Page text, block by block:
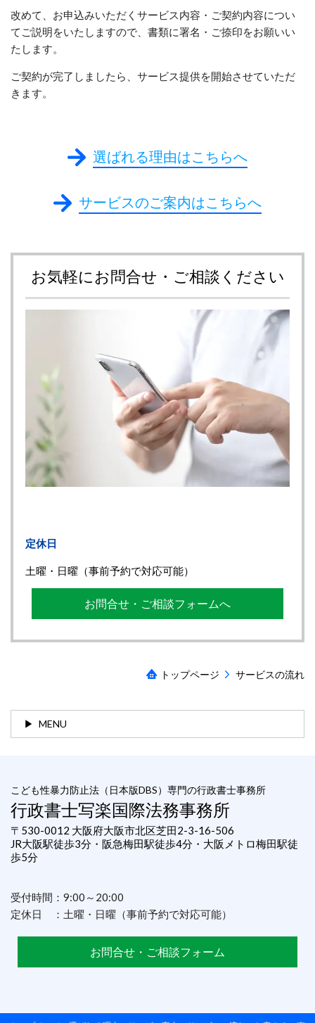
改めて、お申込みいただくサービス内容・ご契約内容につい
てご説明をいたしますので、書類に署名・ご捺印をお願いい
たします。
ご契約が完了しましたら、サービス提供を開始させていただ
きます。
選ばれる理由はこちらへ
サービスのご案内はこちらへ
お気軽にお問合せ・ご相談ください
定休日
土曜・日曜（事前予約で対応可能）
お問合せ・ご相談フォームへ
トップページ サービスの流れ
MENU
こども性暴力防止法（日本版DBS）専門の行政書士事務所
行政書士写楽国際法務事務所
〒530-0012 大阪府大阪市北区芝田2-3-16-506
JR大阪駅徒歩3分・阪急梅田駅徒歩4分・大阪メトロ梅田駅徒
歩5分
受付時間：9:00～20:00
定休日 ：土曜・日曜（事前予約で対応可能）
お問合せ・ご相談フォーム